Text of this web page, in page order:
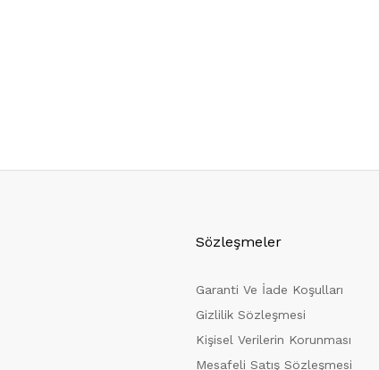
Sözleşmeler
Garanti Ve İade Koşulları
Gizlilik Sözleşmesi
Kişisel Verilerin Korunması
Mesafeli Satış Sözleşmesi